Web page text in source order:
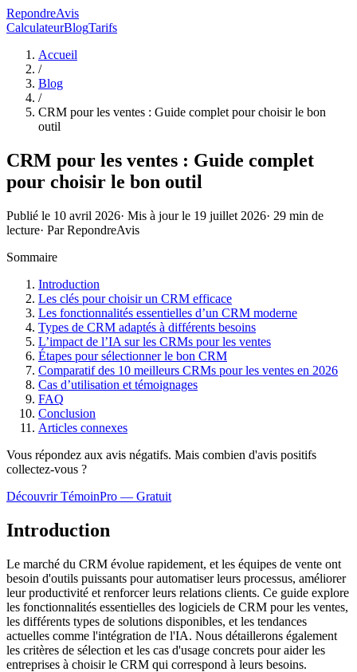
RepondreAvis
CalculateurBlogTarifs
Accueil
/
Blog
/
CRM pour les ventes : Guide complet pour choisir le bon
outil
CRM pour les ventes : Guide complet
pour choisir le bon outil
Publié le 10 avril 2026· Mis à jour le 19 juillet 2026· 29 min de
lecture· ParRepondreAvis
Sommaire
Introduction
Les clés pour choisir un CRM efficace
Les fonctionnalités essentielles d’un CRM moderne
Types de CRM adaptés à différents besoins
L’impact de l’IA sur les CRMs pour les ventes
Étapes pour sélectionner le bon CRM
Comparatif des 10 meilleurs CRMs pour les ventes en 2026
Cas d’utilisation et témoignages
FAQ
Conclusion
Articles connexes
Vous répondez aux avis négatifs. Mais combien d'avis positifs
collectez-vous ?
Découvrir TémoinPro — Gratuit
Introduction
Le marché du CRM évolue rapidement, et les équipes de vente ont
besoin d'outils puissants pour automatiser leurs processus, améliorer
leur productivité et renforcer leurs relations clients. Ce guide explore
les fonctionnalités essentielles des logiciels de CRM pour les ventes,
les différents types de solutions disponibles, et les tendances
actuelles comme l'intégration de l'IA. Nous détaillerons également
les critères de sélection et les cas d'usage concrets pour aider les
entreprises à choisir le CRM qui correspond à leurs besoins.